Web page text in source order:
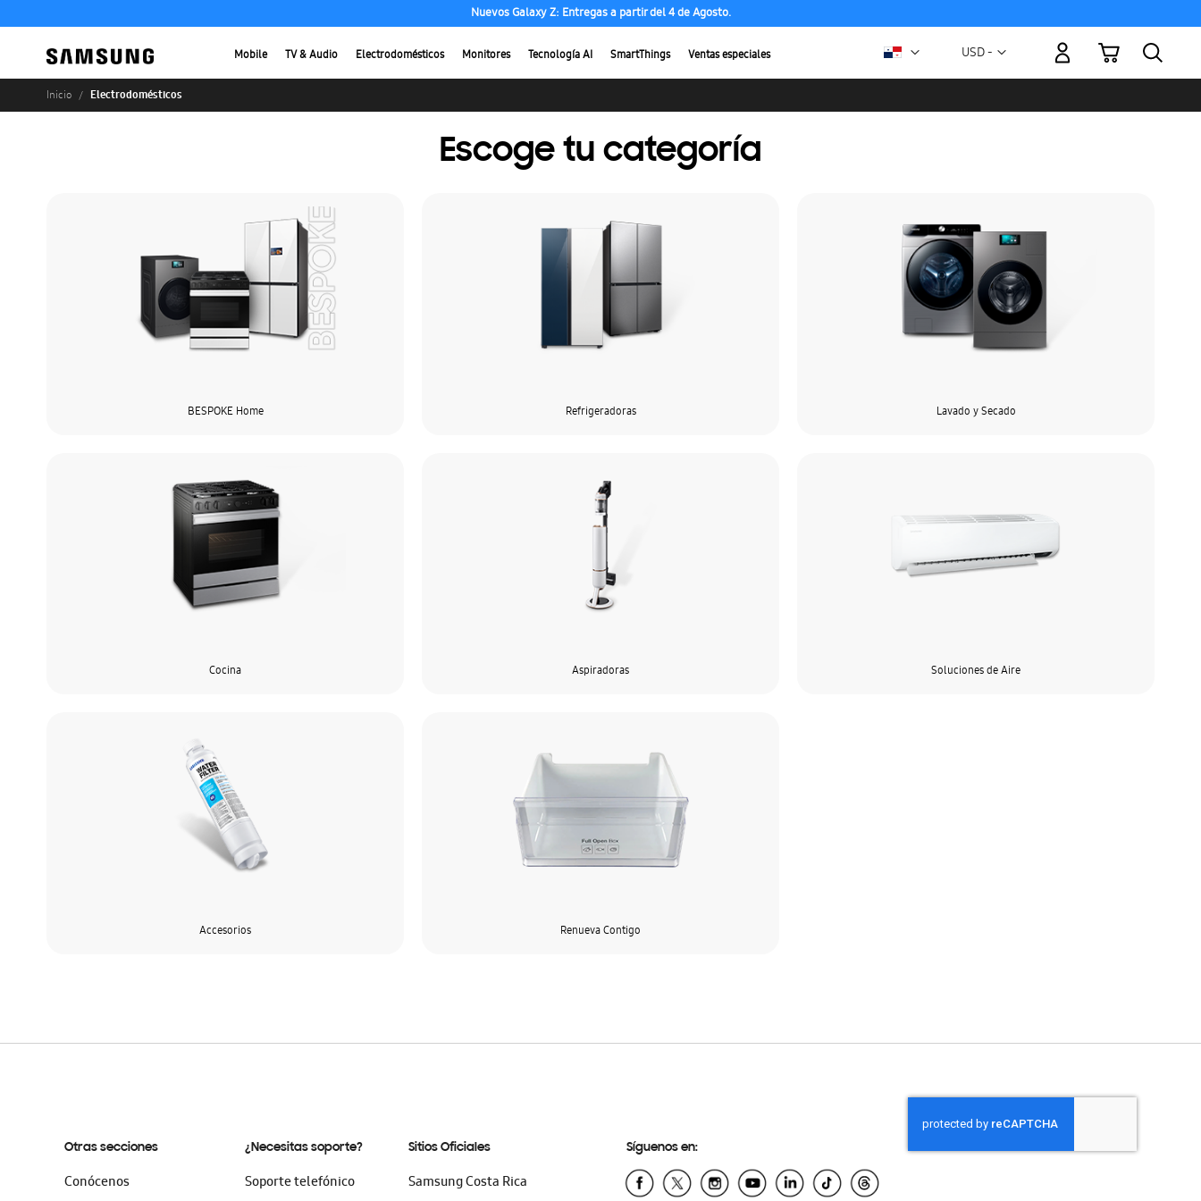
Nuevos Galaxy Z: Entregas a partir del 4 de Agosto.
Mobile TV & Audio Electrodomésticos Monitores Tecnología AI SmartThings Ventas especiales Moneda
USD -
Mi carrito
Inicio Electrodomésticos
Escoge tu categoría
BESPOKE Home Refrigeradoras Lavado y Secado
Cocina Aspiradoras Soluciones de Aire
Accesorios Renueva Contigo
Otras secciones
Conócenos
¿Necesitas soporte?
Soporte telefónico
Sitios Oficiales
Samsung Costa Rica
Síguenos en: